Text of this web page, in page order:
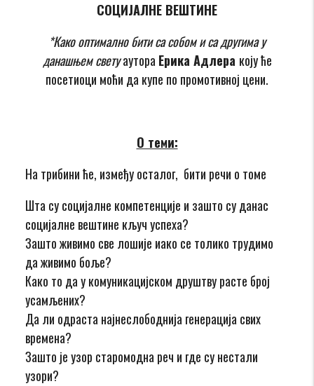
СОЦИЈАЛНЕ ВЕШТИНЕ
*Како оптимално бити са собом и са другима у
данашњем светуаутора Ерика Адлера коју ће
посетиоци моћи да купе по промотивној цени.
О теми:
На трибини ће, између осталог, бити речи о томе
Шта су социјалне компетенције и зашто су данас
социјалне вештине кључ успеха?
Зашто живимо све лошије иако се толико трудимо
да живимо боље?
Како то да у комуникацијском друштву расте број
усамљених?
Да ли одраста најнеслободнија генерација свих
времена?
Зашто је узор старомодна реч и где су нестали
узори?